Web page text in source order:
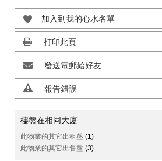
加入到我的心水名單
打印此頁
發送電郵給好友
報告錯誤
樓盤在相同大廈
此物業的其它出租盤 (1)
此物業的其它出售盤 (3)